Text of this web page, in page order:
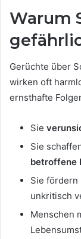
Warum
Gerüchte über
wirken oft
ernsthafte
Sie
Sie
betroffene
Sie fördern
unkritisch
Menschen